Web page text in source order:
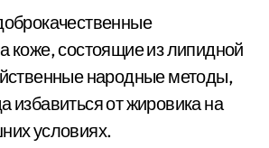
коже, состоящие из липидной
народные методы,
избавиться от жировика на
условиях.